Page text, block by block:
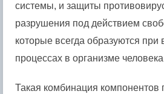
системы, и защиты
разрушения под действием
которые всегда образуются при
процессах в организме
Такая комбинация компонентов